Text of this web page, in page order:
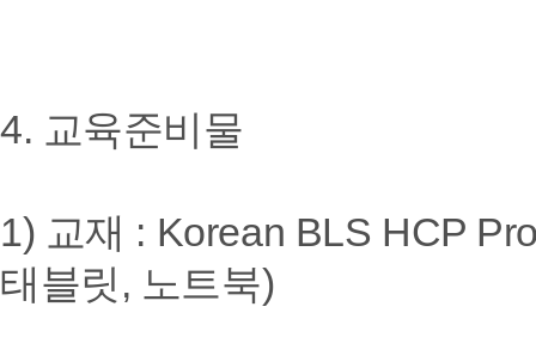
4. 교육준비물
1) 교재 : Korean BLS HCP
태블릿, 노트북)